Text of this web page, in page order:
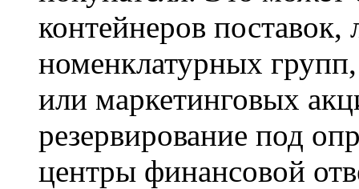
контейнеров поставок,
номенклатурных
или маркетинговых
резервирование под
центры финансовой